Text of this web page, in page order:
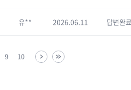
유** 2026.06.11 답변완
9 10